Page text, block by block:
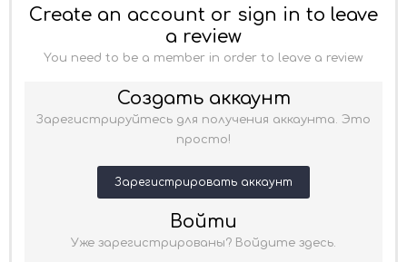
Create an account or sign in to leave
a review
You need to be a member in order to leave a review
Создать аккаунт
Зарегистрируйтесь для получения аккаунта. Это
просто!
Зарегистрировать аккаунт
Войти
Уже зарегистрированы? Войдите здесь.